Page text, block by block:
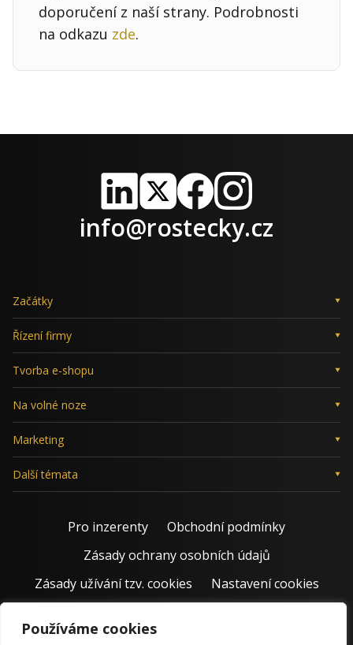
Používáme cookies
doporučení z naší strany. Podrobnosti
na odkazu zde.
LinkedIn
X FacebookInstagram
info@rostecky.cz
Začátky
Řízení firmy
Tvorba e-shopu
Na volné noze
Marketing
Další témata
Pro inzerenty
Obchodní podmínky
Zásady ochrany osobních údajů
Zásady užívání tzv. cookies
Nastavení cookies